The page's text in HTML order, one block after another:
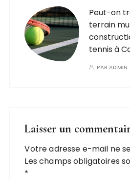
Peut-on
terrain
tennis à
PARADMIN
Laisser un
Votre adresse e-mail ne
Les champs obligatoires
*
A
l
t